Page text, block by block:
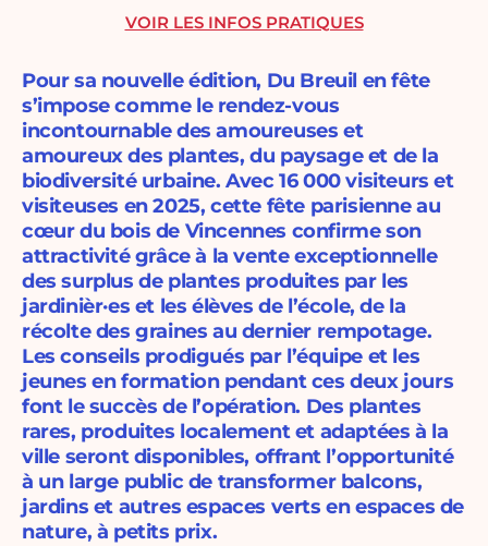
Pour sa nouvelle édition, Du Breuil en fête
s’impose comme le rendez-vous
incontournable des amoureuses et
amoureux des plantes, du paysage et de la
biodiversité urbaine. Avec 16 000 visiteurs et
visiteuses en 2025, cette fête parisienne au
cœur du bois de Vincennes confirme son
attractivité grâce à la vente exceptionnelle
des surplus de plantes produites par les
jardinièr·es et les élèves de l’école, de la
récolte des graines au dernier rempotage.
Les conseils prodigués par l’équipe et les
jeunes en formation pendant ces deux jours
font le succès de l’opération. Des plantes
rares, produites localement et adaptées à la
ville seront disponibles, offrant l’opportunité
à un large public de transformer balcons,
jardins et autres espaces verts en espaces de
nature, à petits prix.
VOIR LES INFOS PRATIQUES